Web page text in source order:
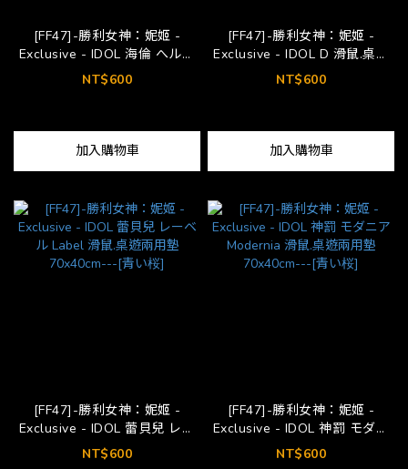
[FF47]-勝利女神：妮姬 -
Exclusive - IDOL 海倫 へルム
Helm 滑鼠.桌遊兩用墊
70x40cm---[青い桜]
NT$600
加入購物車
[FF47]-勝利女神：妮姬 -
Exclusive - IDOL D 滑鼠.桌遊
兩用墊 70x40cm---[青い桜]
NT$600
加入購物車
[FF47]-勝利女神：妮姬 -
Exclusive - IDOL 蕾貝兒 レー
ベル Label 滑鼠.桌遊兩用墊
70x40cm---[青い桜]
NT$600
[FF47]-勝利女神：妮姬 -
Exclusive - IDOL 神罰 モダニ
ア Modernia 滑鼠.桌遊兩用墊
70x40cm---[青い桜]
NT$600